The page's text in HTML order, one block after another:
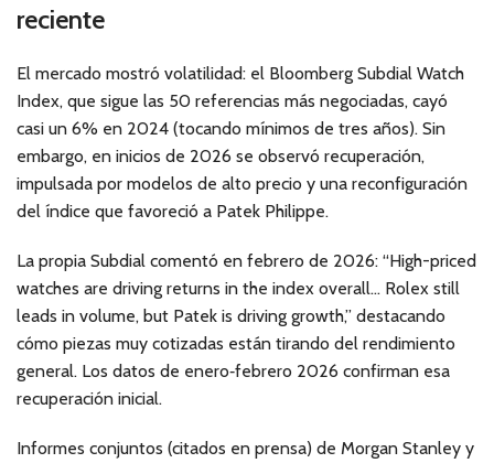
reciente
El mercado mostró volatilidad: el Bloomberg Subdial Watch
Index, que sigue las 50 referencias más negociadas, cayó
casi un 6% en 2024 (tocando mínimos de tres años). Sin
embargo, en inicios de 2026 se observó recuperación,
impulsada por modelos de alto precio y una reconfiguración
del índice que favoreció a Patek Philippe.
La propia Subdial comentó en febrero de 2026: “High-priced
watches are driving returns in the index overall… Rolex still
leads in volume, but Patek is driving growth,” destacando
cómo piezas muy cotizadas están tirando del rendimiento
general. Los datos de enero‑febrero 2026 confirman esa
recuperación inicial.
Informes conjuntos (citados en prensa) de Morgan Stanley y